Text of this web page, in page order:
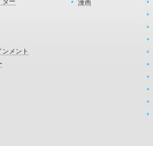
ンメント
漫画